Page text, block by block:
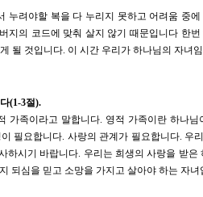
누려야할 복을 다 누리지 못하고 어려움 중
지의 코드에 맞춰 살지 않기 때문입니다 한
될 것입니다. 이 시간 우리가 하나님의 자녀
(1-3절).
가족이라고 말합니다. 영적 가족이란 하나
필요합니다. 사랑의 관계가 필요합니다. 우
하시기 바랍니다. 우리는 희생의 사랑을 받
되심을 믿고 소망을 가지고 살아야 하는 자녀